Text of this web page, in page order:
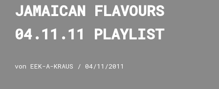
JAMAICAN FLAVOURS
04.11.11 PLAYLIST
von EEK-A-KRAUS 04/11/2011